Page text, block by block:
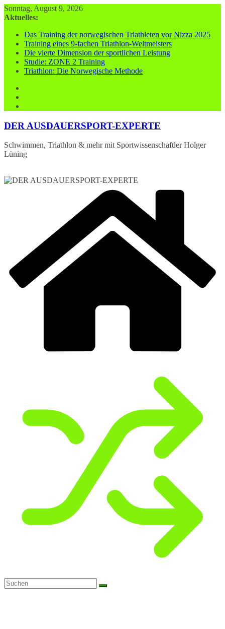
Zum
Inhalt
Sonntag, August 9, 2026
Aktuelles:
Das Training der norwegischen Triathleten vor Nizza 2025
Training eines 9-fachen Triathlon-Weltmeisters
Die vierte Dimension der sportlichen Leistung
Studie: ZONE 2 Training
Triathlon: Die Norwegische Methode
DER AUSDAUERSPORT-EXPERTE
Schwimmen, Triathlon & mehr mit Sportwissenschaftler Holger
Lüning